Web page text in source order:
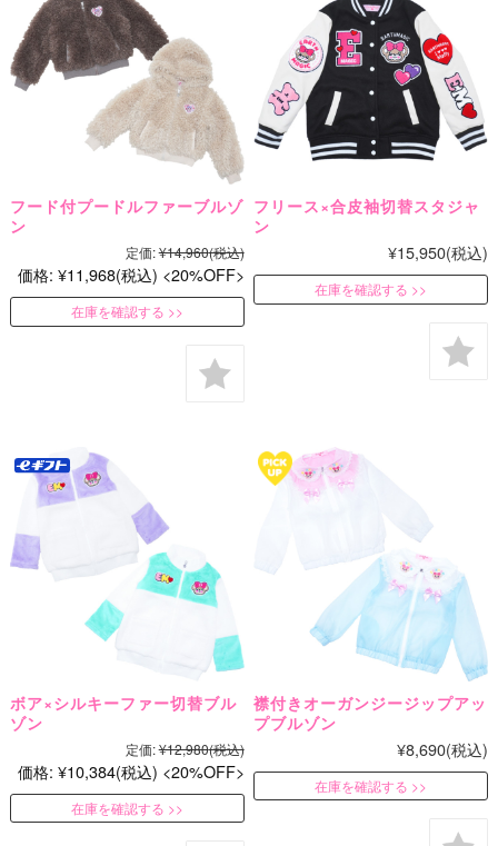
フード付プードルファーブルゾ
ン
定価:¥14,960(税込)
価格: ¥11,968(税込) 20%OFF
在庫を確認する
フリース×合皮袖切替スタジャ
ン
¥15,950(税込)
在庫を確認する
ボア×シルキーファー切替ブル
ゾン
定価:¥12,980(税込)
価格: ¥10,384(税込) 20%OFF
在庫を確認する
襟付きオーガンジージップアッ
プブルゾン
¥8,690(税込)
在庫を確認する